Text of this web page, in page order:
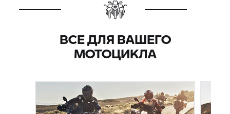
ВСЕ ДЛЯ ВАШЕГО
МОТОЦИКЛА